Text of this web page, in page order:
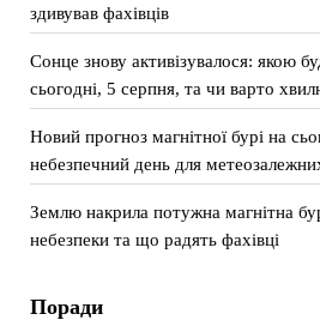
здивував фахівців
Сонце знову активізувалося: якою
сьогодні, 5 серпня, та чи варто
Новий прогноз магнітної бурі на
небезпечний день для
Землю накрила потужна магнітна
небезпеки та що радять фахівці
Поради